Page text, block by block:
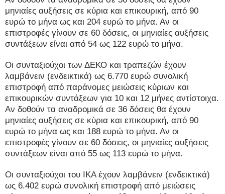
μηνιαίες αυξήσεις σε κύρια και επικουρική, από 90
ευρώ το μήνα ως και 204 ευρώ το μήνα. Αν οι
επιστροφές γίνουν σε 60 δόσεις, οι μηνιαίες αυξήσεις
συντάξεων είναι από 54 ως 122 ευρώ το μήνα.
Οι συνταξιούχοι των ΔΕΚΟ και τραπεζών έχουν
λαμβάνειν (ενδεικτικά) ως 6.770 ευρώ συνολική
επιστροφή από παράνομες μειώσεις κύριων και
επικουρικών συντάξεων για 10 και 12 μήνες αντίστοιχα.
Αν δοθούν τα αναδρομικά σε 36 δόσεις θα έχουν
μηνιαίες αυξήσεις σε κύρια και επικουρική, από 90
ευρώ το μήνα ως και 188 ευρώ το μήνα. Αν οι
επιστροφές γίνουν σε 60 δόσεις, οι μηνιαίες αυξήσεις
συντάξεων είναι από 55 ως 113 ευρώ το μήνα.
Οι συνταξιούχοι του ΙΚΑ έχουν λαμβάνειν (ενδεικτικά)
ως 6.402 ευρώ συνολική επιστροφή από μειώσεις